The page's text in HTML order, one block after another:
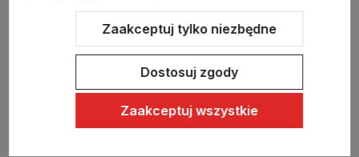
Sklep internetowy Shoper Premium
Szablon Shoper Modern 3.0™
Zaakceptuj tylko niezbędne
Dostosuj zgody
Zaakceptuj wszystkie